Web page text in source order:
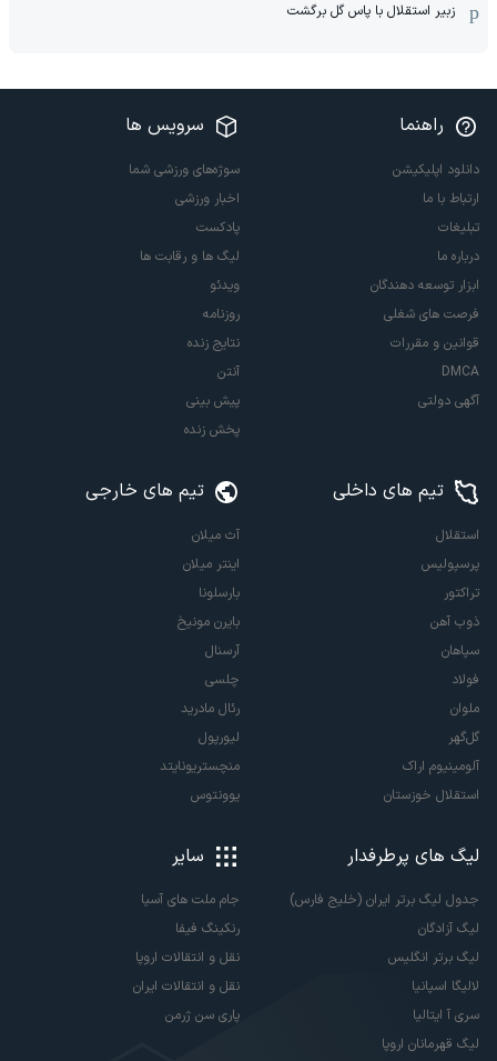
زبیر استقلال با پاس گل برگشت
راهنما
دانلود اپلیکیشن
ارتباط با ما
تبلیغات
درباره ما
ابزار توسعه دهندگان
فرصت های شغلی
قوانین و مقررات
DMCA
آگهی دولتی
سرویس ها
سوژه‌های ورزشی شما
اخبار ورزشی
پادکست
لیگ ها و رقابت ها
ویدئو
روزنامه
نتایج زنده
آنتن
پیش بینی
پخش زنده
تیم های داخلی
استقلال
پرسپولیس
تراکتور
ذوب آهن
سپاهان
فولاد
ملوان
گل‌گهر
آلومینیوم اراک
استقلال خوزستان
تیم های خارجی
آث میلان
اینتر میلان
بارسلونا
بایرن مونیخ
آرسنال
چلسی
رئال مادرید
لیورپول
منچستریونایتد
یوونتوس
لیگ های پرطرفدار
جدول لیگ برتر ایران (خلیج فارس)
لیگ آزادگان
لیگ برتر انگلیس
لالیگا اسپانیا
سری آ ایتالیا
لیگ قهرمانان اروپا
سایر
جام ملت های آسیا
رنکینگ فیفا
نقل و انتقالات اروپا
نقل و انتقالات ایران
پاری سن ژرمن